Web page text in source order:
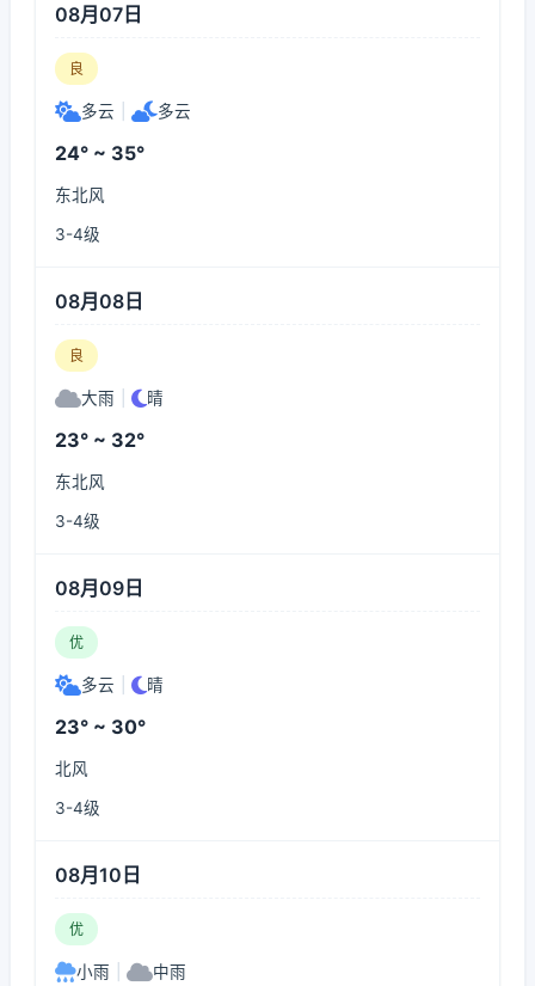
08月07日
良
多云 多云
24° ~ 35°
东北风
3-4级
08月08日
良
大雨 晴
23° ~ 32°
东北风
3-4级
08月09日
优
多云 晴
23° ~ 30°
北风
3-4级
08月10日
优
小雨 中雨